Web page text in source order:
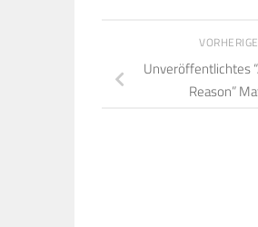
Unveröffentlichtes
Reason”